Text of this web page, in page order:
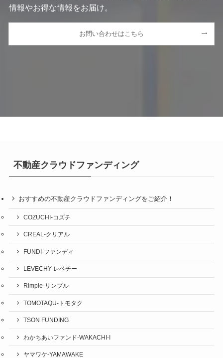
情報やお得な情報をお届け。
お問い合わせはこちら
不動産クラウドファンディング
おすすめの不動産クラウドファンディングをご紹介！
COZUCHI-コズチ
CREAL-クリアル
FUNDI-ファンディ
LEVECHY-レベチー
Rimple-リンプル
TOMOTAQU-トモタク
TSON FUNDING
わかちあいファンド-WAKACHI-I
ヤマワケ-YAMAWAKE